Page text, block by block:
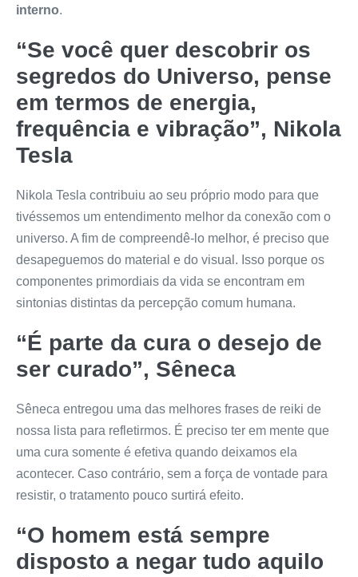
interno.
“Se você quer descobrir os
segredos do Universo, pense
em termos de energia,
frequência e vibração”, Nikola
Tesla
Nikola Tesla contribuiu ao seu próprio modo para que
tivéssemos um entendimento melhor da conexão com o
universo. A fim de compreendê-lo melhor, é preciso que
desapeguemos do material e do visual. Isso porque os
componentes primordiais da vida se encontram em
sintonias distintas da percepção comum humana.
“É parte da cura o desejo de
ser curado”, Sêneca
Sêneca entregou uma das melhores frases de reiki de
nossa lista para refletirmos. É preciso ter em mente que
uma cura somente é efetiva quando deixamos ela
acontecer. Caso contrário, sem a força de vontade para
resistir, o tratamento pouco surtirá efeito.
“O homem está sempre
disposto a negar tudo aquilo